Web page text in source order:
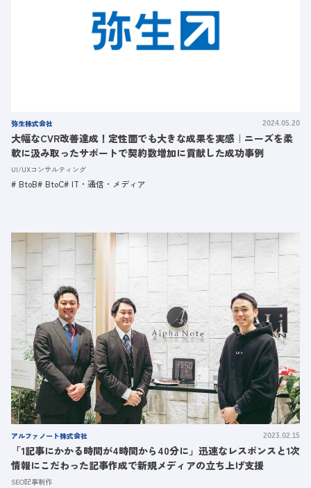
弥生株式会社 2024.05.20
大幅なCVR改善達成！定性面でも大きな成果を実感｜ニーズを柔
軟に汲み取ったサポートで契約数増加に貢献した成功事例
UI/UXコンサルティング
BtoB BtoC IT・通信・メディア
アルファノート株式会社 2023.02.15
「1記事にかかる時間が4時間から40分に」迅速なレスポンスと1次
情報にこだわった記事作成で新規メディアの立ち上げ支援
SEO記事制作